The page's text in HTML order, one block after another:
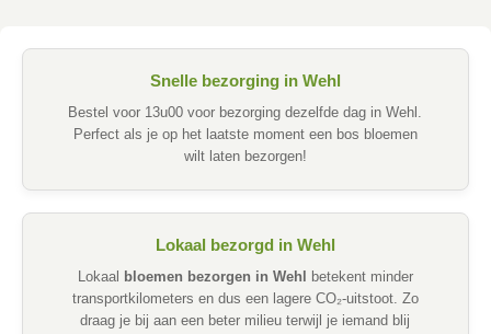
Snelle bezorging in Wehl
Bestel voor 13u00 voor bezorging dezelfde dag in Wehl.
Perfect als je op het laatste moment een bos bloemen
wilt laten bezorgen!
Lokaal bezorgd in Wehl
Lokaal bloemen bezorgen in Wehl
betekent minder
transportkilometers en dus een lagere CO₂-uitstoot. Zo
draag je bij aan een beter milieu terwijl je iemand blij